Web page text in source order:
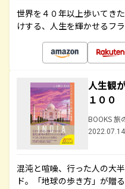
世界を４０年以上歩いてき
けする、人生を輝かせるフ
人生観
１００
BOOKS 旅
混沌と喧噪、行った人の大
ド。「地球の歩き方」が贈